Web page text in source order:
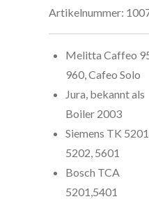
Artikelnummer:
Melitta Caffeo
960, Cafeo Solo
Jura, bekannt als
Boiler 2003
Siemens TK
5202, 5601
Bosch TCA
5201,5401